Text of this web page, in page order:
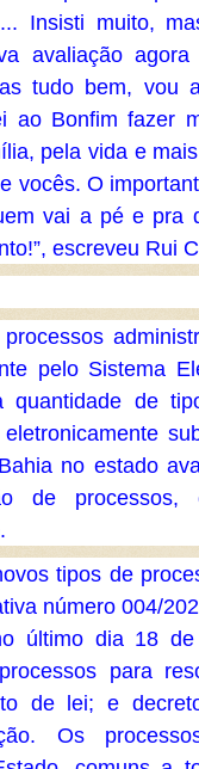
Insisti muito,
avaliação
tudo bem, vou
ao Bonfim fazer
pela vida e
vocês. O
vai a pé e pra
escreveu Rui
pelo Sistema
quantidade de
eletronicamente
no estado
de processos,
tipos de
número 004/
último dia 18
para
de lei; e
Os